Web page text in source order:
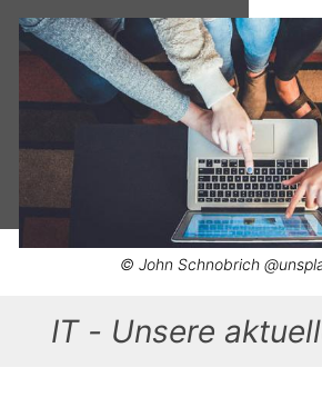
© John Schnobrich
IT - Unsere